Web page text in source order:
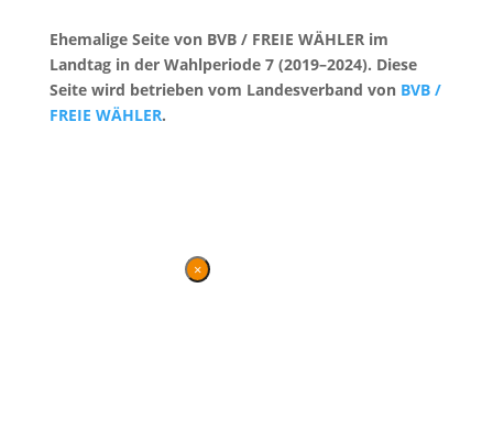
Ehemalige Seite von BVB / FREIE WÄHLER im
Landtag in der Wahlperiode 7 (2019–2024). Diese
Seite wird betrieben vom Landesverband von BVB /
FREIE WÄHLER.
×